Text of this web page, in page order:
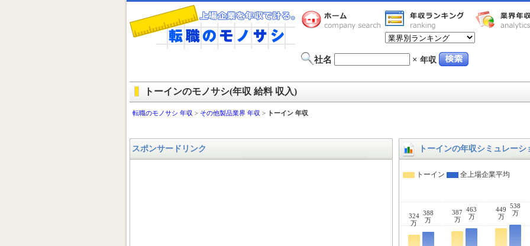
社名 × 年収
トーインのモノサシ(年収 給料 収入)
転職のモノサシ 年収 > その他製品業界 年収 > トーイン 年収
スポンサードリンク トーインの年収シミュレーシ
トーイン 全上場企業平均
324
万
388
万
387
万
463
万
449
万
538
万